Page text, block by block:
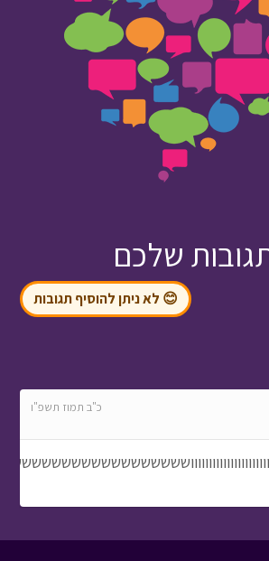
שלכם
😊 לא ניתן להוסיף תגובות
כ"ב תמוז תשפ"ו